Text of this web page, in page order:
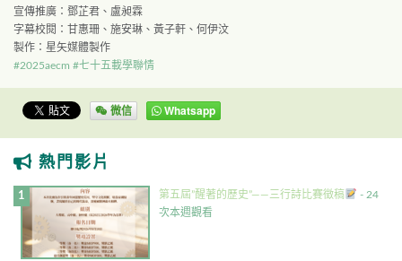
宣傳推廣：鄧芷君、盧昶霖
字幕校閱：甘惠珊、施安琳、黃子軒、何伊汶
製作：星矢媒體製作
#2025aecm #七十五載學聯情
微信 Whatsapp
熱門影片
第五屆”醒著的歷史”——三行詩比賽徵稿
- 24
次本週觀看